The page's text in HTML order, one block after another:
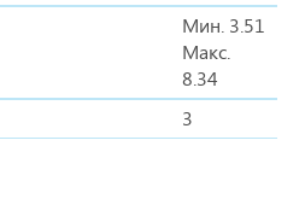
Мин. 3.51
Макс.
8.34
3